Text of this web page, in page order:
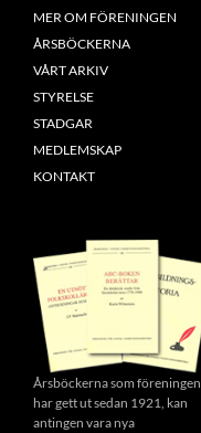
MER OM FÖRENINGEN
ÅRSBÖCKERNA
VÅRT ARKIV
STYRELSE
STADGAR
MEDLEMSKAP
KONTAKT
Årsböckerna som föreningen
har gett ut sedan 1921, kan
antingen vara nya